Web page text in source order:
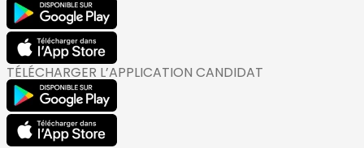
TÉLÉCHARGER L’APPLICATION CANDIDAT